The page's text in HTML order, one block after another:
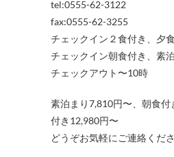
tel:0555-62-3122
fax:0555-62-3255
チェックイン２食付き、夕
チェックイン朝食付き、素
チェックアウト〜10時
素泊まり7,810円〜、朝食付
付き12,980円〜
どうぞお気軽にご連絡くださ